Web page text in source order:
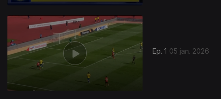
Ep. 1 05 jan. 2026
900247